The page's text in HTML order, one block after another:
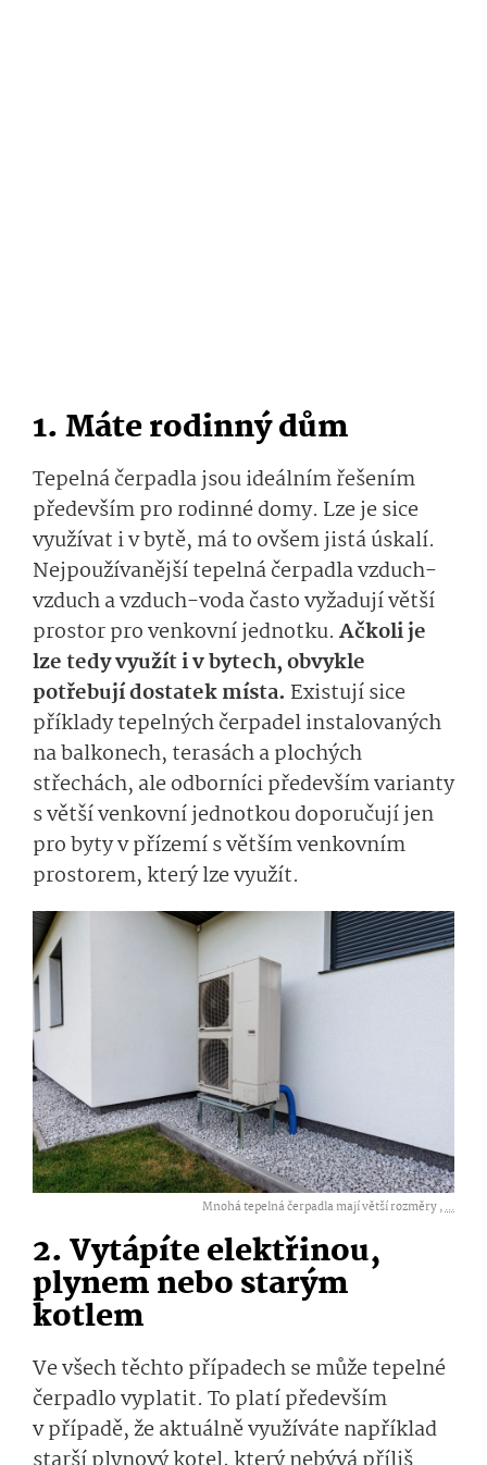
1. Máte rodinný dům
Tepelná čerpadla jsou ideálním řešením
především pro rodinné domy. Lze je sice
využívat i v bytě, má to ovšem jistá úskalí.
Nejpoužívanější tepelná čerpadla vzduch-
vzduch a vzduch-voda často vyžadují větší
prostor pro venkovní jednotku. Ačkoli je
lze tedy využít i v bytech, obvykle
potřebují dostatek místa. Existují sice
příklady tepelných čerpadel instalovaných
na balkonech, terasách a plochých
střechách, ale odborníci především varianty
s větší venkovní jednotkou doporučují jen
pro byty v přízemí s větším venkovním
prostorem, který lze využít.
Mnohá tepelná čerpadla mají větší rozměry ,...
2. Vytápíte elektřinou,
plynem nebo starým
kotlem
Ve všech těchto případech se může tepelné
čerpadlo vyplatit. To platí především
v případě, že aktuálně využíváte například